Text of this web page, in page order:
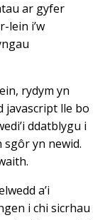
ar gyfer
lein i’w
rydym yn
javascript lle bo
ddatblygu i
sgôr yn newid.
a’i
i chi sicrhau